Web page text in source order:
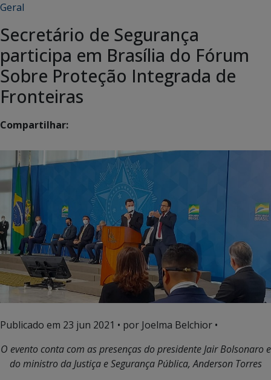
Geral
Secretário de Segurança
participa em Brasília do Fórum
Sobre Proteção Integrada de
Fronteiras
Compartilhar:
Publicado em 23 jun 2021 • por Joelma Belchior •
O evento conta com as presenças do presidente Jair Bolsonaro e
do ministro da Justiça e Segurança Pública, Anderson Torres